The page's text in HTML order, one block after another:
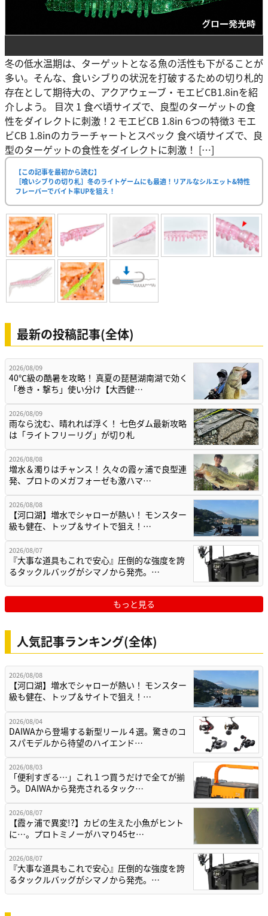
冬の低水温期は、ターゲットとなる魚の活性も下がることが
多い。そんな、食いシブりの状況を打破するための切り札的
存在として期待大の、アクアウェーブ・モエビCB1.8inを紹
介しよう。 目次 1 食べ頃サイズで、良型のターゲットの食
性をダイレクトに刺激！2 モエビCB 1.8in 6つの特徴3 モエ
ビCB 1.8inのカラーチャートとスペック 食べ頃サイズで、良
型のターゲットの食性をダイレクトに刺激！ […]
【この記事を最初から読む】
［喰いシブりの切り札］冬のライトゲームにも最適！リアルなシルエット&特性
フレーバーでバイト率UPを狙え！
最新の投稿記事(全体)
2026/08/09
40℃級の酷暑を攻略！ 真夏の琵琶湖南湖で効く
「巻き・撃ち」使い分け【大西健…
2026/08/09
雨なら沈む、晴れれば浮く！ 七色ダム最新攻略
は「ライトフリーリグ」が切り札
2026/08/08
増水＆濁りはチャンス！ 久々の霞ヶ浦で良型連
発、プロトのメガフォーゼも激ハマ…
2026/08/08
【河口湖】増水でシャローが熱い！ モンスター
級も健在、トップ＆サイトで狙え！…
2026/08/07
『大事な道具もこれで安心』圧倒的な強度を誇
るタックルバッグがシマノから発売。…
もっと見る
人気記事ランキング(全体)
2026/08/08
【河口湖】増水でシャローが熱い！ モンスター
級も健在、トップ＆サイトで狙え！…
2026/08/04
DAIWAから登場する新型リール４選。驚きのコ
スパモデルから待望のハイエンド…
2026/08/03
「便利すぎる…」これ１つ買うだけで全てが揃
う。DAIWAから発売されるタック…
2026/08/07
【霞ヶ浦で異変!?】カビの生えた小魚がヒント
に…。プロトミノーがハマり45セ…
2026/08/07
『大事な道具もこれで安心』圧倒的な強度を誇
るタックルバッグがシマノから発売。…